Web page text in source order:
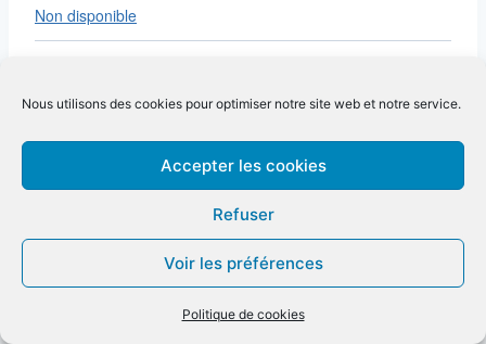
Nous utilisons des cookies pour optimiser notre site web et notre service.
Accepter les cookies
Refuser
Voir les préférences
Politique de cookies
Non disponible